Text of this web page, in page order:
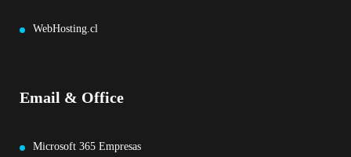
WebHosting.cl
Email & Office
Microsoft 365 Empresas